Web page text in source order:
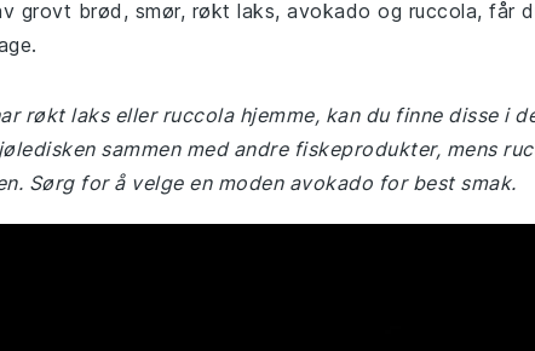
grovt brød, smør, røkt laks, avokado og ruccola, får
røkt laks eller ruccola hjemme, kan du finne disse i
sammen med andre fiskeprodukter, mens
Sørg for å velge en moden avokado for best smak.